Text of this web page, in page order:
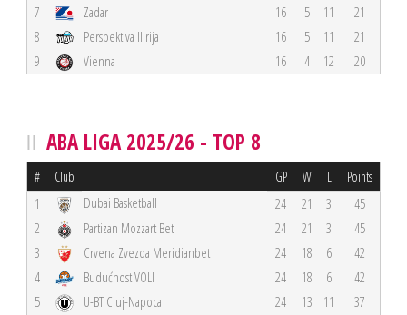
7
Zadar 16 5 11
21
8
Perspektiva Ilirija 16 5 11
21
9
Vienna 16 4 12 20
ABA LIGA 2025/26 - TOP 8
# Club GP W L Points
1 Dubai Basketball 24 21 3
45
2
Partizan Mozzart Bet 24 21 3
45
3
Crvena Zvezda Meridianbet 24 18 6
42
4
Budućnost VOLI 24 18 6
42
5
U-BT Cluj-Napoca 24 13 11
37